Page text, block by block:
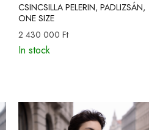
CSINCSILLA PELERIN, PADLIZSÁN,
ONE SIZE
2 430 000 Ft
In stock